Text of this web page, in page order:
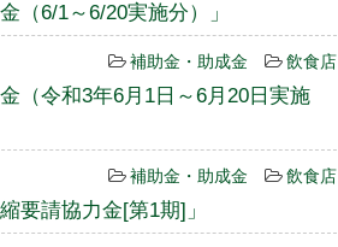
（6/1～6/20実施分）」
補助金・助成金 飲食店
（令和3年6月1日～6月20日実施
補助金・助成金 飲食店
要請協力金[第1期]」